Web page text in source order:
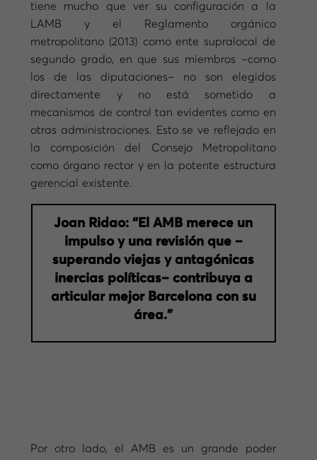
tiene mucho que ver su configuración a la
LAMB y el Reglamento orgánico
metropolitano (2013) como ente supralocal de
segundo grado, en que sus miembros –como
los de las diputaciones– no son elegidos
directamente y no está sometido a
mecanismos de control tan evidentes como en
otras administraciones. Esto se ve reflejado en
la composición del Consejo Metropolitano
como órgano rector y en la potente estructura
gerencial existente.
Joan Ridao: “El AMB merece un
impulso y una revisión que –
superando viejas y antagónicas
inercias políticas– contribuya a
articular mejor Barcelona con su
área.”
Por otro lado, el AMB es un grande poder